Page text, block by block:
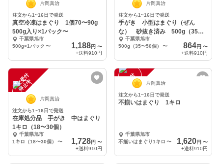
片岡真治
注文から1~16日で発送
真空冷凍はまぐり 1個70〜90g
500g入り×1パック〜
千葉県旭市
500g×1パック 〜 1,188円 〜
+送料910円
片岡真治
注文から1~16日で発送
手がき 小型はまぐり（ぜん
な） 砂抜き済み 500g（35〜
50個）〜
千葉県旭市
500g（35〜50個）
〜 864円 〜
+送料910円
注
文
受
付
停
止
中
片岡真治
注文から1~16日で発送
在庫処分品 手がき 中はまぐり
1キロ（18〜30個）
千葉県旭市
1キロ（18〜30個）
〜 1,728円 〜
+送料910円
注
文
受
付
停
止
中 片岡真治
注文から1~16日で発送
不揃いはまぐり 1キロ
千葉県旭市
不揃いはまぐり1キロ 〜 1,620円 〜
+送料910円